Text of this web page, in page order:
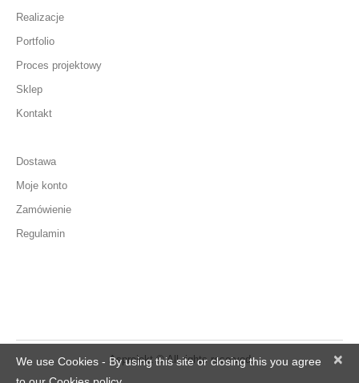
Realizacje
Portfolio
Proces projektowy
Sklep
Kontakt
Dostawa
Moje konto
Zamówienie
Regulamin
Asprojekt © All rights reserved ×
We use Cookies - By using this site or closing this you agree